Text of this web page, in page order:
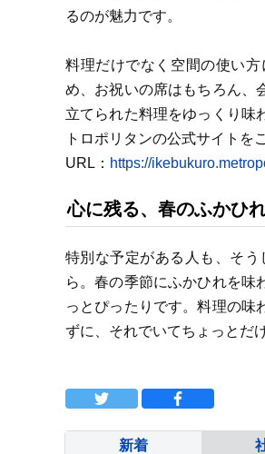
るのが魅力です。
料理だけでなく空間の使い
め、お祝いの席はもちろん、
立てられた料理をゆっくり味
トロポリタンの公式サイトを
URL： https://
心に残る、春のふかひ
特別な予定がある人も、そ
ら。春の季節にふかひれを味
っとぴったりです。料理の味
ずに、それでいてちょっとだ
新着